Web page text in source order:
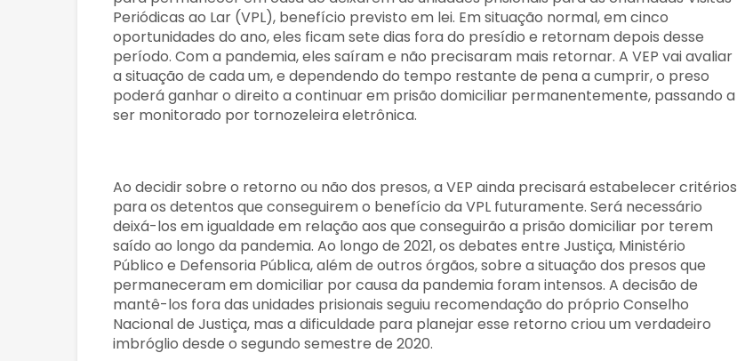
Periódicas ao Lar (VPL), benefício previsto em lei. Em situação normal, em cinco
oportunidades do ano, eles ficam sete dias fora do presídio e retornam depois desse
período. Com a pandemia, eles saíram e não precisaram mais retornar. A VEP vai avaliar
a situação de cada um, e dependendo do tempo restante de pena a cumprir, o preso
poderá ganhar o direito a continuar em prisão domiciliar permanentemente, passando a
ser monitorado por tornozeleira eletrônica.
Ao decidir sobre o retorno ou não dos presos, a VEP ainda precisará estabelecer critérios
para os detentos que conseguirem o benefício da VPL futuramente. Será necessário
deixá-los em igualdade em relação aos que conseguirão a prisão domiciliar por terem
saído ao longo da pandemia. Ao longo de 2021, os debates entre Justiça, Ministério
Público e Defensoria Pública, além de outros órgãos, sobre a situação dos presos que
permaneceram em domiciliar por causa da pandemia foram intensos. A decisão de
mantê-los fora das unidades prisionais seguiu recomendação do próprio Conselho
Nacional de Justiça, mas a dificuldade para planejar esse retorno criou um verdadeiro
imbróglio desde o segundo semestre de 2020.